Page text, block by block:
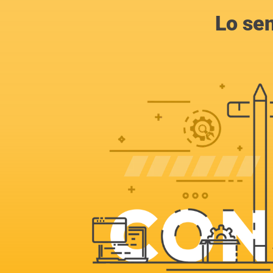
Lo